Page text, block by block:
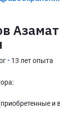
Азамат
• 13 лет опыта
и